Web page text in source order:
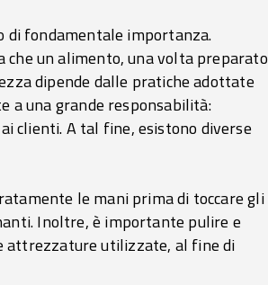
di fondamentale importanza.
che un alimento, una volta preparato
dipende dalle pratiche adottate
a una grande responsabilità:
clienti. A tal fine, esistono diverse
le mani prima di toccare gli
Inoltre, è importante pulire e
attrezzature utilizzate, al fine di